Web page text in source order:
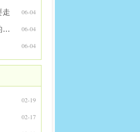
走 06-04
人生最曼妙的风景，是内心的淡定和从容 06-04
06-04
02-19
02-17